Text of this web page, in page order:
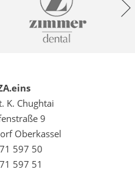
K. Chughtai
9
Oberkassel
597 50
597 51